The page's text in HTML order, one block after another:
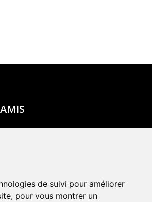
de suivi pour améliorer
pour vous montrer un